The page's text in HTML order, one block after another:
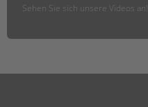
Briefe an Kai
PRESSE
KONTAKT
Sehen Sie sich unsere Videos an!